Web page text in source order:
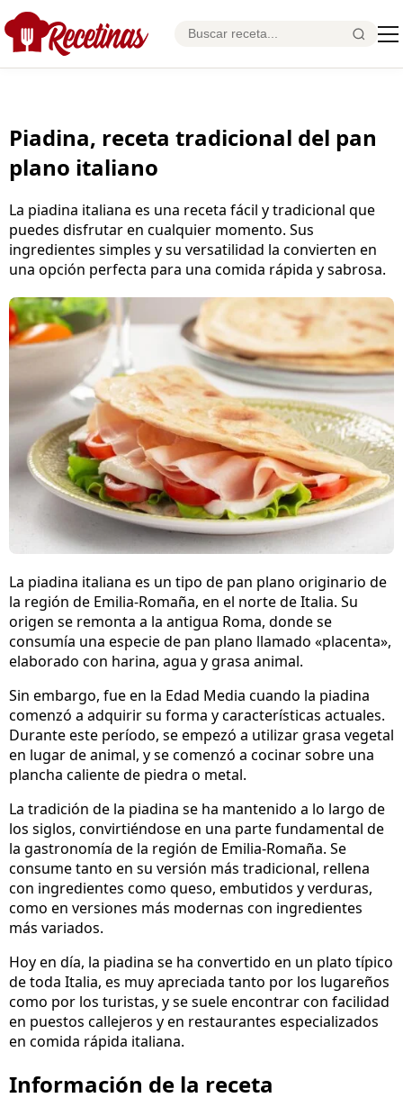
Piadina, receta tradicional del pan
plano italiano
La piadina italiana es una receta fácil y tradicional que
puedes disfrutar en cualquier momento. Sus
ingredientes simples y su versatilidad la convierten en
una opción perfecta para una comida rápida y sabrosa.
La piadina italiana es un tipo de pan plano originario de
la región de Emilia-Romaña, en el norte de Italia. Su
origen se remonta a la antigua Roma, donde se
consumía una especie de pan plano llamado «placenta»,
elaborado con harina, agua y grasa animal.
Sin embargo, fue en la Edad Media cuando la piadina
comenzó a adquirir su forma y características actuales.
Durante este período, se empezó a utilizar grasa vegetal
en lugar de animal, y se comenzó a cocinar sobre una
plancha caliente de piedra o metal.
La tradición de la piadina se ha mantenido a lo largo de
los siglos, convirtiéndose en una parte fundamental de
la gastronomía de la región de Emilia-Romaña. Se
consume tanto en su versión más tradicional, rellena
con ingredientes como queso, embutidos y verduras,
como en versiones más modernas con ingredientes
más variados.
Hoy en día, la piadina se ha convertido en un plato típico
de toda Italia, es muy apreciada tanto por los lugareños
como por los turistas, y se suele encontrar con facilidad
en puestos callejeros y en restaurantes especializados
en comida rápida italiana.
Información de la receta